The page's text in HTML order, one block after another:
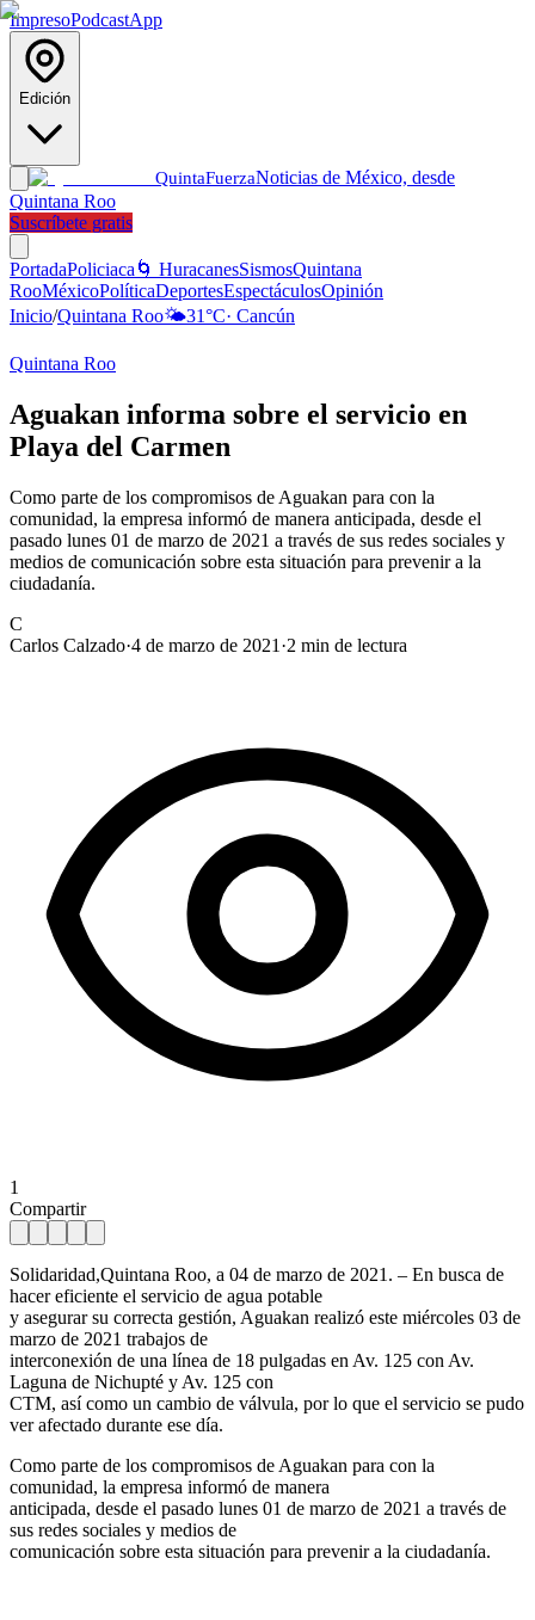
ImpresoPodcastApp
Edición
QuintaFuerzaNoticias de México, desde
Quintana Roo
Suscríbete gratis
PortadaPoliciaca 🌀 HuracanesSismosQuintana
RooMéxicoPolíticaDeportesEspectáculosOpinión
Inicio/Quintana Roo🌤️31°C· Cancún
Quintana Roo
Aguakan informa sobre el servicio en
Playa del Carmen
Como parte de los compromisos de Aguakan para con la
comunidad, la empresa informó de manera anticipada, desde el
pasado lunes 01 de marzo de 2021 a través de sus redes sociales y
medios de comunicación sobre esta situación para prevenir a la
ciudadanía.
C
Carlos Calzado·4 de marzo de 2021 ·2 min de lectura
1
Compartir
Solidaridad,Quintana Roo, a 04 de marzo de 2021. – En busca de
hacer eficiente el servicio de agua potable
y asegurar su correcta gestión, Aguakan realizó este miércoles 03 de
marzo de 2021 trabajos de
interconexión de una línea de 18 pulgadas en Av. 125 con Av.
Laguna de Nichupté y Av. 125 con
CTM, así como un cambio de válvula, por lo que el servicio se pudo
ver afectado durante ese día.
Como parte de los compromisos de Aguakan para con la
comunidad, la empresa informó de manera
anticipada, desde el pasado lunes 01 de marzo de 2021 a través de
sus redes sociales y medios de
comunicación sobre esta situación para prevenir a la ciudadanía.